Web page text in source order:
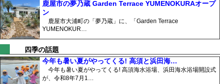
鹿屋市の夢乃蔵 Garden Terrace YUMENOKURAオープ
ン
鹿屋市大浦町の「夢乃蔵」に、「Garden Terrace
YUMENOKUR…
四季の話題
今年も暑い夏がやってくる! 高須と浜田海…
今年も暑い夏がやってくる! 高須海水浴場、浜田海水浴場開設式
が、令和8年7月1…